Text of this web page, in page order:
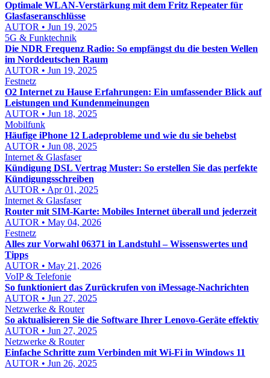
Optimale WLAN-Verstärkung mit dem Fritz Repeater für
Glasfaseranschlüsse
AUTOR • Jun 19, 2025
5G & Funktechnik
Die NDR Frequenz Radio: So empfängst du die besten Wellen
im Norddeutschen Raum
AUTOR • Jun 19, 2025
Festnetz
O2 Internet zu Hause Erfahrungen: Ein umfassender Blick auf
Leistungen und Kundenmeinungen
AUTOR • Jun 18, 2025
Mobilfunk
Häufige iPhone 12 Ladeprobleme und wie du sie behebst
AUTOR • Jun 08, 2025
Internet & Glasfaser
Kündigung DSL Vertrag Muster: So erstellen Sie das perfekte
Kündigungsschreiben
AUTOR • Apr 01, 2025
Internet & Glasfaser
Router mit SIM-Karte: Mobiles Internet überall und jederzeit
AUTOR • May 04, 2026
Festnetz
Alles zur Vorwahl 06371 in Landstuhl – Wissenswertes und
Tipps
AUTOR • May 21, 2026
VoIP & Telefonie
So funktioniert das Zurückrufen von iMessage-Nachrichten
AUTOR • Jun 27, 2025
Netzwerke & Router
So aktualisieren Sie die Software Ihrer Lenovo-Geräte effektiv
AUTOR • Jun 27, 2025
Netzwerke & Router
Einfache Schritte zum Verbinden mit Wi-Fi in Windows 11
AUTOR • Jun 26, 2025